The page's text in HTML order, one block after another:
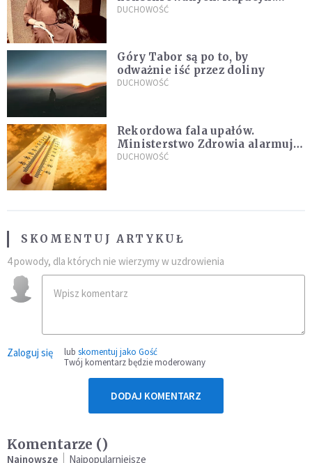
Życie w pojedynkę rzadko jest
DUCHOWOŚĆ
Góry Tabor są po to, by
odważnie iść przez doliny
DUCHOWOŚĆ
Rekordowa fala upałów.
Ministerstwo Zdrowia alarmuje
po doświadczeniach z czerwca
DUCHOWOŚĆ
SKOMENTUJ ARTYKUŁ
4 powody, dla których nie wierzymy w uzdrowienia
Zaloguj się lub skomentuj jako Gość
Twój komentarz będzie moderowany
DODAJ KOMENTARZ
Komentarze ()
Najnowsze Najpopularniejsze